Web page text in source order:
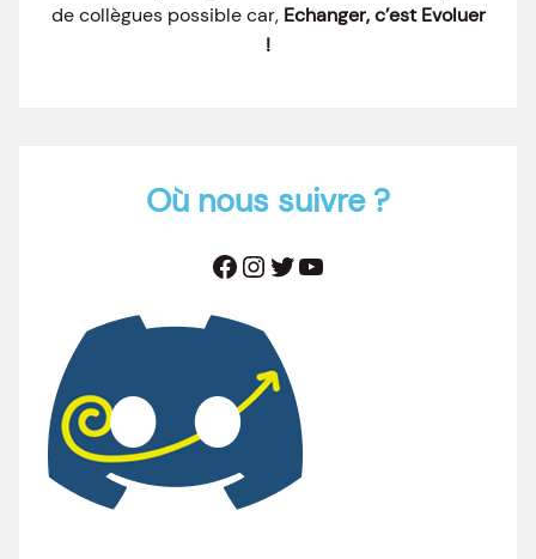
de collègues possible car, Echanger, c’est Evoluer
!
Où nous suivre ?
Facebook Instagram Twitter YouTube